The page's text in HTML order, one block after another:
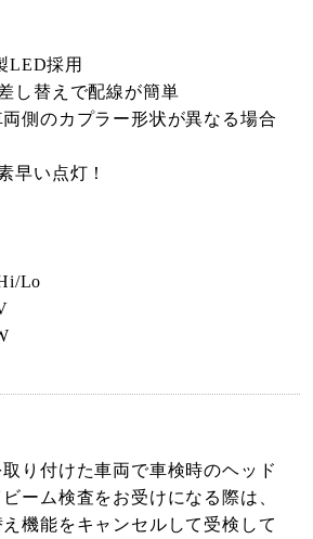
LED採用
し替えで配線が簡単
側のカプラー形状が異なる場合
早い点灯！
Lo
り付けた車両で車検時のヘッド
ーム検査をお受けになる際は、
機能をキャンセルして受検して